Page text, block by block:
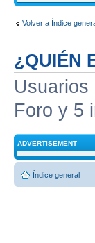
Volver a Índice
¿QUIÉN
Foro y 5
ADVERTISEMENT
Índice general